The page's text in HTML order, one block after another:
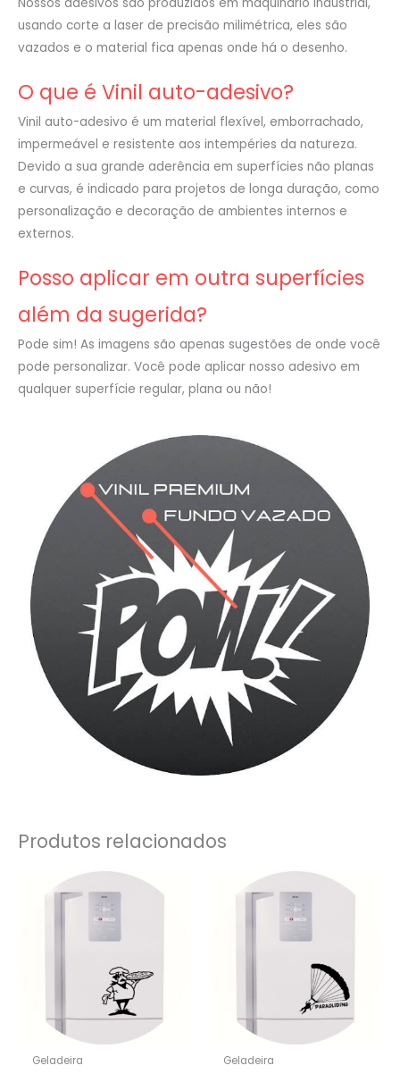
usando corte a laser de precisão milimétrica, eles são
vazados e o material fica apenas onde há o desenho.
O que é Vinil auto-adesivo?
Vinil auto-adesivo é um material flexível, emborrachado,
impermeável e resistente aos intempéries da natureza.
Devido a sua grande aderência em superfícies não planas
e curvas, é indicado para projetos de longa duração, como
personalização e decoração de ambientes internos e
externos.
Posso aplicar em outra superfícies
além da sugerida?
Pode sim! As imagens são apenas sugestões de onde você
pode personalizar. Você pode aplicar nosso adesivo em
qualquer superfície regular, plana ou não!
Produtos relacionados
Geladeira Geladeira